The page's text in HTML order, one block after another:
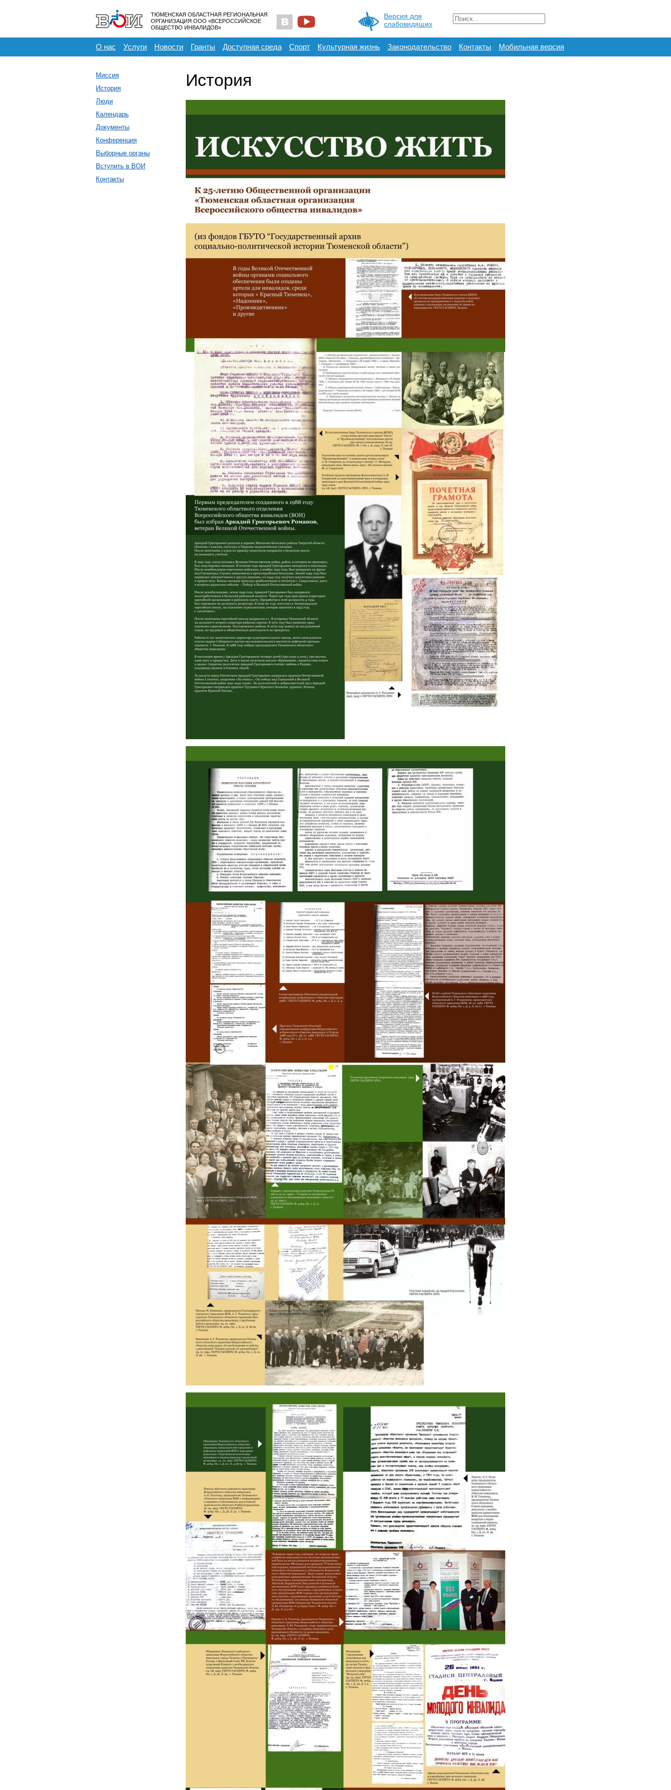
ТЮМЕНСКАЯ ОБЛАСТНАЯ РЕГИОНАЛЬНАЯ
ОРГАНИЗАЦИЯ ООО «ВСЕРОССИЙСКОЕ
ОБЩЕСТВО ИНВАЛИДОВ»
Версия для
слабовидящих
О нас Услуги Новости Гранты Доступная среда Спорт Культурная жизнь Законодательство Контакты Мобильная версия
Миссия
История
Люди
Календарь
Документы
Конференция
Выборные органы
Вступить в ВОИ
Контакты
История